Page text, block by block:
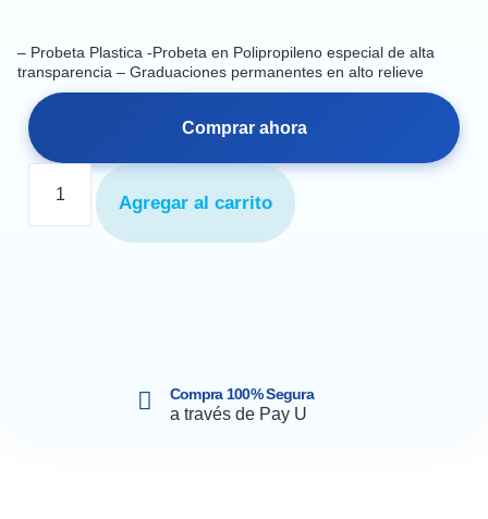
– Probeta Plastica -Probeta en Polipropileno especial de alta
transparencia – Graduaciones permanentes en alto relieve
Comprar ahora
Agregar al carrito
Compra 100% Segura
a través de Pay U